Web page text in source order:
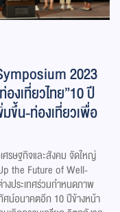
2023
งเที่ยวไทย”10 ปี
ขึ้น-ท่องเที่ยวเพื่อ
ศรษฐกิจและสังคม จัดใหญ่
the Future of Well-
งประเทศร่วมกำหนดภาพ
น์อนาคตอีก 10 ปีข้างหน้า